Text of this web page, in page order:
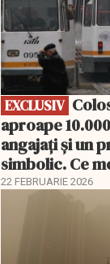
EXCLUSIV
aproape
angajați și un
simbolic. Ce
putea urma:
22 FEBRUARIE 2026